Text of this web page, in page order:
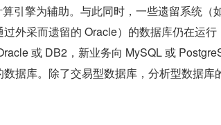
引擎为辅助。与此同时，一些遗留系统（
外采而遗留的 Oracle）的数据库仍在运行
或 DB2，新业务向 MySQL 或
据库。除了交易型数据库，分析型数据库